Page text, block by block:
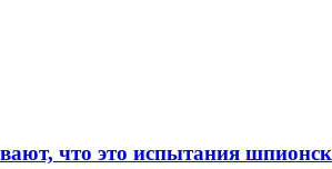
что это испытания